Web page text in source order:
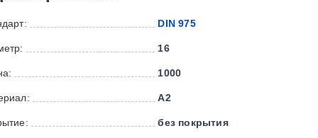
DIN 975
16
1000
А2
без покрытия